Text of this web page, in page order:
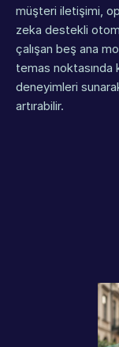
müşteri iletişimi,
zeka destekli
çalışan beş ana
temas
deneyimleri
artırabilir.